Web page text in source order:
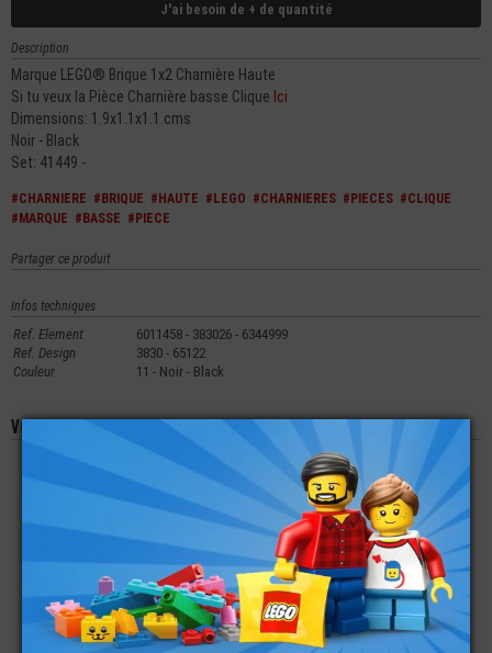
J'ai besoin de + de quantité
Description
Marque LEGO® Brique 1x2 Charnière Haute
Si tu veux la Pièce Charnière basse Clique Ici
Dimensions: 1.9x1.1x1.1 cms
Noir - Black
Set: 41449 -
#CHARNIERE #BRIQUE #HAUTE #LEGO #CHARNIERES #PIECES #CLIQUE
#MARQUE #BASSE #PIECE
Partager ce produit
Infos techniques
Ref. Element
6011458 - 383026 - 6344999
Ref. Design
3830 - 65122
Couleur
11 - Noir - Black
Vous aimerez aussi les produits suivants
LEGO® TUILE 1X2X3
0,22€
LEGO® TUILE
BISEAUTÉE 6X1X5
2,49€
LEGO® BRIQUE 1X2
0,69€